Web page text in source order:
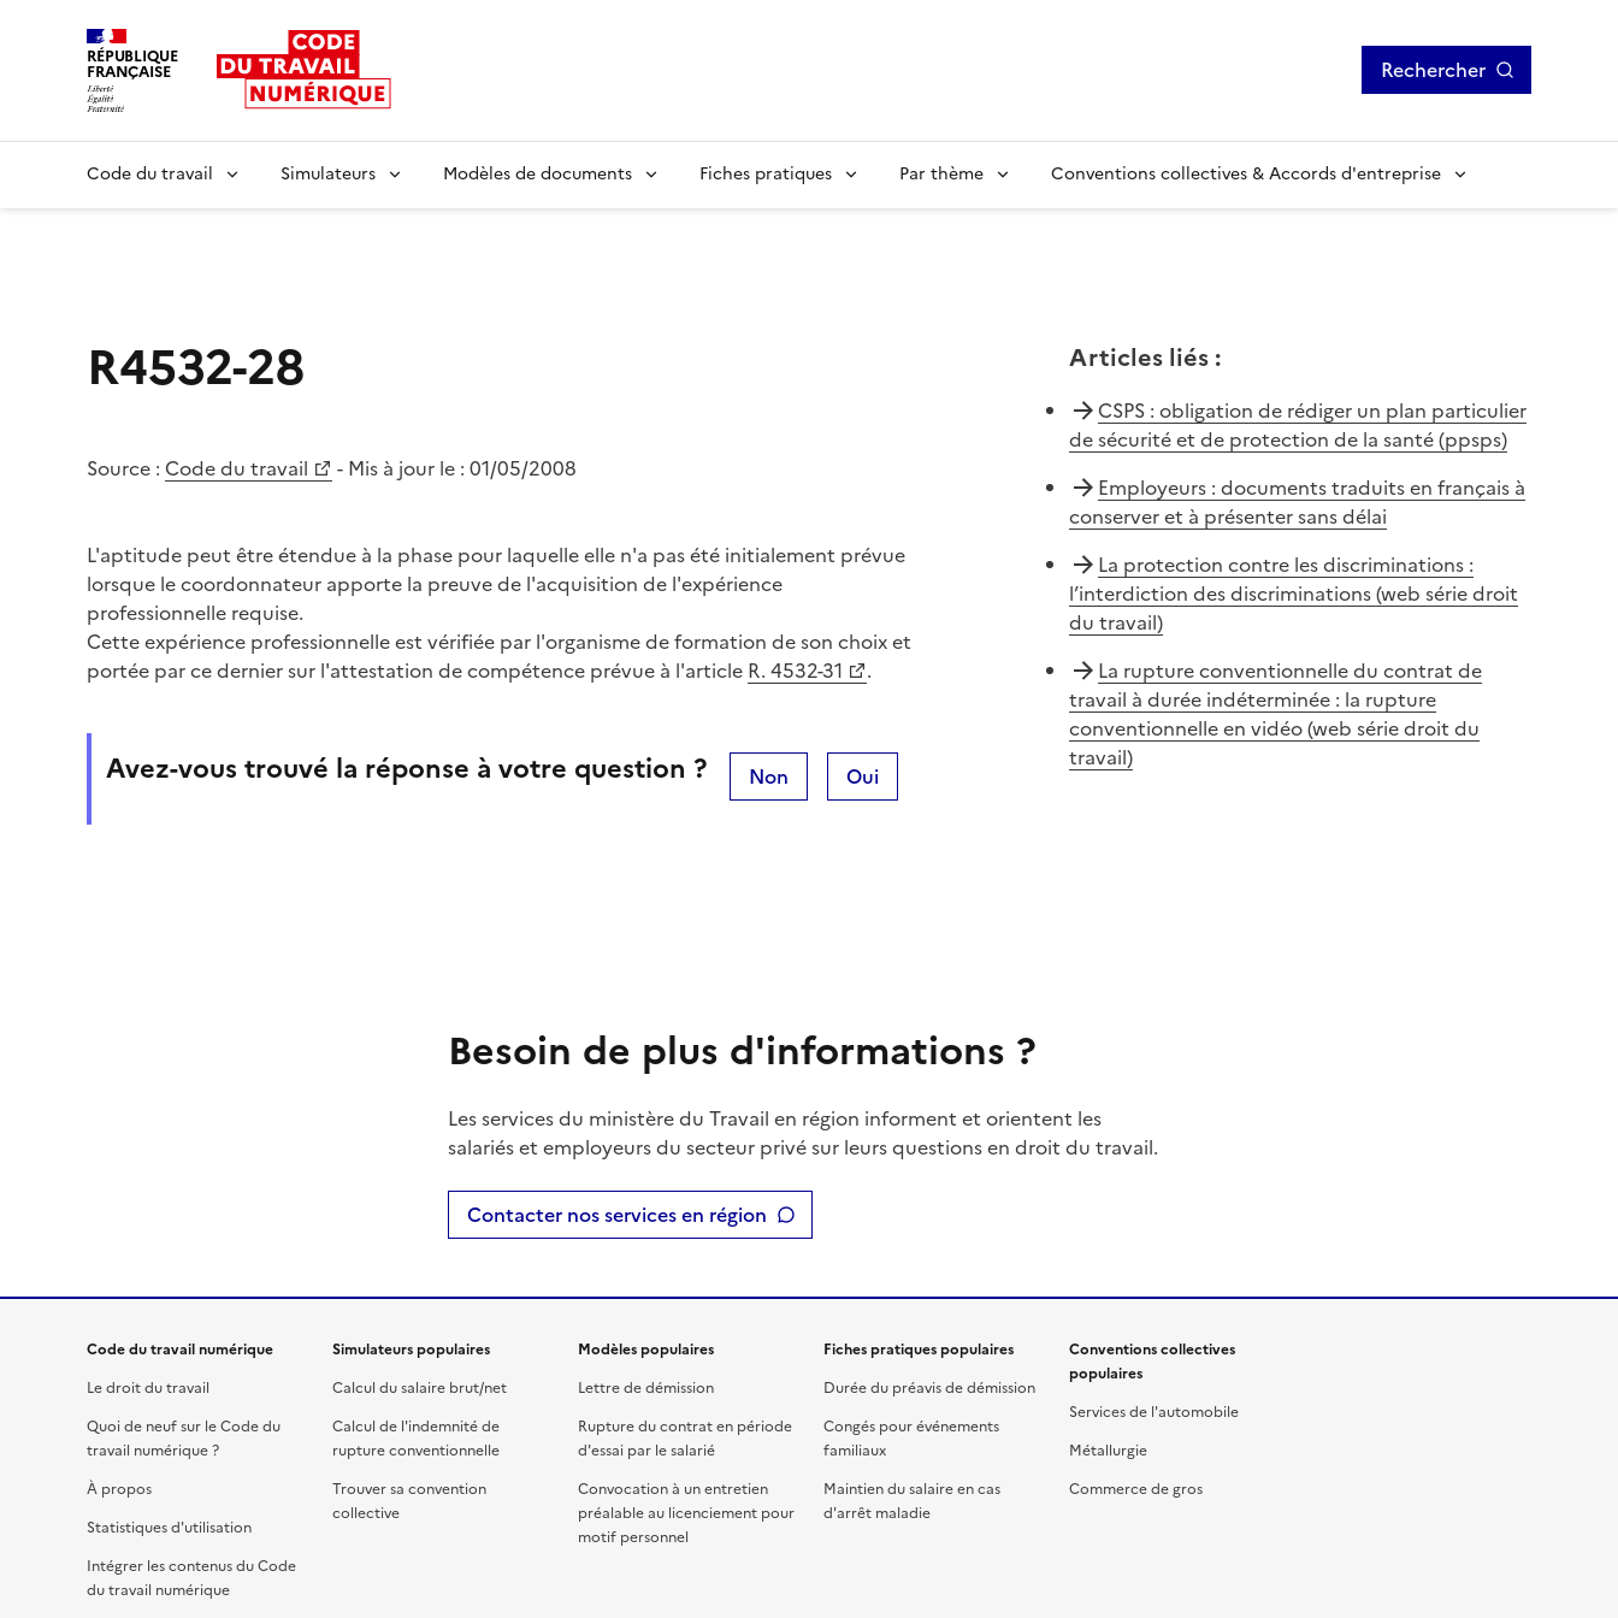
RÉPUBLIQUE
FRANÇAISE Rechercher
Code du travail Simulateurs Modèles de documents Fiches pratiques Par thème Conventions collectives & Accords d'entreprise
R4532-28
Source : Code du travail - Mis à jour le : 01/05/2008
L'aptitude peut être étendue à la phase pour laquelle elle n'a pas été initialement prévue
lorsque le coordonnateur apporte la preuve de l'acquisition de l'expérience
professionnelle requise.
Cette expérience professionnelle est vérifiée par l'organisme de formation de son choix et
portée par ce dernier sur l'attestation de compétence prévue à l'article R. 4532-31 .
Avez-vous trouvé la réponse à votre question ? Non Oui
Articles liés:
CSPS : obligation de rédiger un plan particulier
de sécurité et de protection de la santé (ppsps)
Employeurs : documents traduits en français à
conserver et à présenter sans délai
La protection contre les discriminations :
l’interdiction des discriminations (web série droit
du travail)
La rupture conventionnelle du contrat de
travail à durée indéterminée : la rupture
conventionnelle en vidéo (web série droit du
travail)
Besoin de plus d'informations ?
Les services du ministère du Travail en région informent et orientent les
salariés et employeurs du secteur privé sur leurs questions en droit du travail.
Contacter nos services en région
Code du travail numérique
Le droit du travail
Quoi de neuf sur le Code du
travail numérique ?
À propos
Statistiques d'utilisation
Intégrer les contenus du Code
du travail numérique
Simulateurs populaires
Calcul du salaire brut/net
Calcul de l'indemnité de
rupture conventionnelle
Trouver sa convention
collective
Modèles populaires
Lettre de démission
Rupture du contrat en période
d'essai par le salarié
Convocation à un entretien
préalable au licenciement pour
motif personnel
Fiches pratiques populaires
Durée du préavis de démission
Congés pour événements
familiaux
Maintien du salaire en cas
d'arrêt maladie
Conventions collectives
populaires
Services de l'automobile
Métallurgie
Commerce de gros